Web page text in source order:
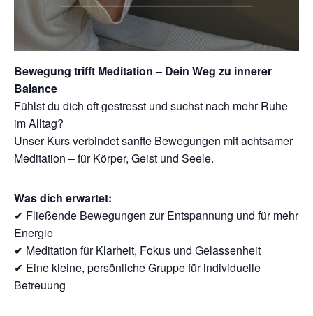
Bewegung trifft Meditation – Dein Weg zu innerer
Balance
Fühlst du dich oft gestresst und suchst nach mehr Ruhe
im Alltag?
Unser Kurs verbindet sanfte Bewegungen mit achtsamer
Meditation – für Körper, Geist und Seele.
Was dich erwartet:
✔ Fließende Bewegungen zur Entspannung und für mehr
Energie
✔ Meditation für Klarheit, Fokus und Gelassenheit
✔ Eine kleine, persönliche Gruppe für individuelle
Betreuung